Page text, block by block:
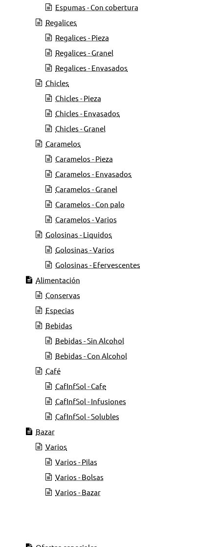
Espumas - Con cobertura
Regalices
Regalices - Pieza
Regalices - Granel
Regalices - Envasados
Chicles
Chicles - Pieza
Chicles - Envasados
Chicles - Granel
Caramelos
Caramelos - Pieza
Caramelos - Envasados
Caramelos - Granel
Caramelos - Con palo
Caramelos - Varios
Golosinas - Liquidos
Golosinas - Varios
Golosinas - Efervescentes
Alimentación
Conservas
Especias
Bebidas
Bebidas - Sin Alcohol
Bebidas - Con Alcohol
Café
CafInfSol - Cafe
CafInfSol - Infusiones
CafInfSol - Solubles
Bazar
Varios
Varios - Pilas
Varios - Bolsas
Varios - Bazar